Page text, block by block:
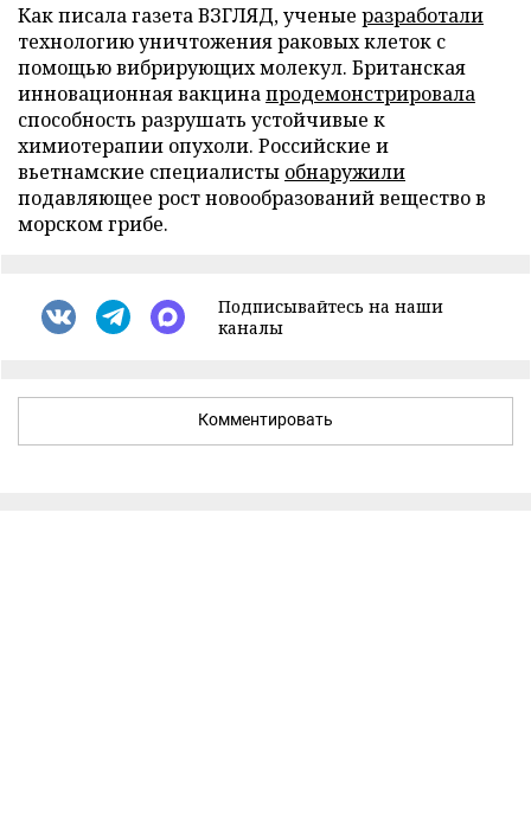
Как писала газета ВЗГЛЯД, ученые разработали
технологию уничтожения раковых клеток с
помощью вибрирующих молекул. Британская
инновационная вакцинапродемонстрировала
способность разрушать устойчивые к
химиотерапии опухоли. Российские и
вьетнамские специалисты обнаружили
подавляющее рост новообразований вещество в
морском грибе.
Подписывайтесь на наши
каналы
Комментировать